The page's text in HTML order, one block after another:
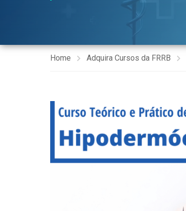
Home Adquira Cursos da FRRB